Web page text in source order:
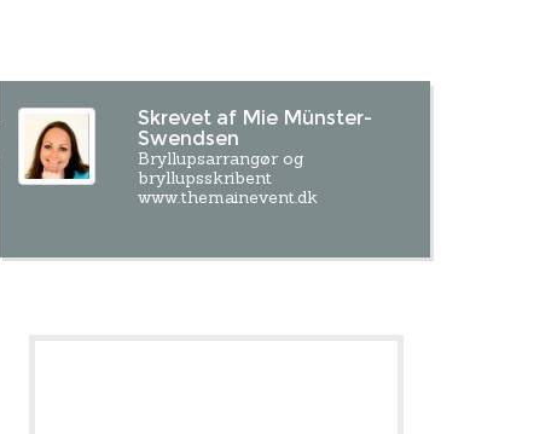
Skrevet af Mie Münster-
Swendsen
Bryllupsarrangør og
bryllupsskribent
www.themainevent.dk